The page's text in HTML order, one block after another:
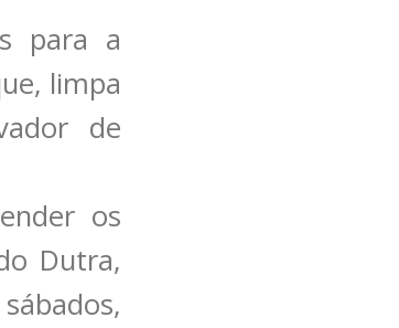
para a
limpa
de
os
Dutra,